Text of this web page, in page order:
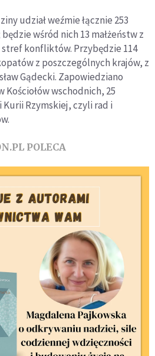
udział weźmie łącznie 253
wśród nich 13 małżeństw z
konfliktów. Przybędzie 114
z poszczególnych krajów, z
Gądecki. Zapowiedziano
wschodnich, 25
Rzymskiej, czyli rad i
POLECA